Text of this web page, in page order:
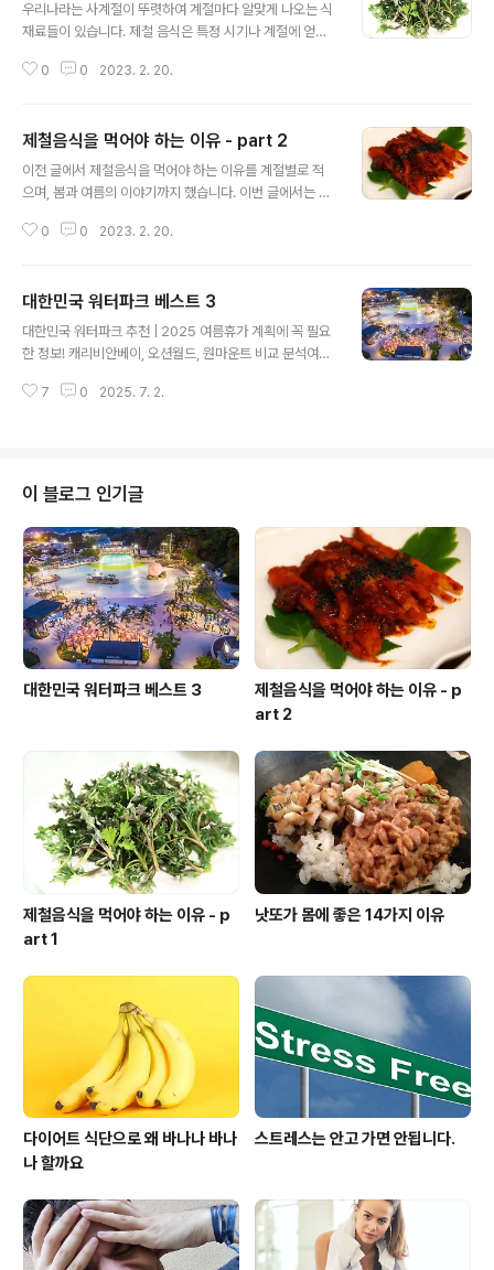
우리나라는 사계절이 뚜렷하여 계절마다 알맞게 나오는 식
재료들이 있습니다. 제철 음식은 특정 시기나 계절에 얻을
는 과일이나 채소류의 경우에는 재배되는 시기, 생선은 산
음식들이 많이 있지만, 자연의 리듬에 맞추어 우리의 음식
리듬도 맞춘다면 계절별로 필요한 영양소를 공급받아 음식
을 먹는 것만으로도 건강을 유지할 수 있을 것입니다. 봄 봄
성해 집니다. 신체활동도 활발해지면서 우리 몸에 에너지
0 0 2023. 2. 20.
제철음식을 먹어야 하는 이유 - part 2
이전 글에서 제철음식을 먹어야 하는 이유를 계절별로 적
으며, 봄과 여름의 이야기까지 했습니다. 이번 글에서는 가
이어가겠습니다. 가을 쌀쌀한 날씨와 건조한 공기로 몸이
이어트에도 중요한 영양소이기도 합니다. 가을은 수확의
계절이자, 겨울 전에 산란활동을 하는 시기라서 너무나도
많은 먹거리들이 있습니다. 그 중 몇 가지만 적어보겠습니
먹을 수 있는 사과이지만, 사과의 제철은 가을입니다! 사과
0 0 2023. 2. 20.
대한민국 워터파크 베스트 3
대한민국 워터파크 추천 | 2025 여름휴가 계획에 꼭 필요
한 정보! 캐리비안베이, 오션월드, 원마운트 비교 분석여름
겠지만, 국내에서 시원한 워터파크를 즐기실 분들을 위한
운트 워터파크 (Onemount Water Park)1. 용인 캐리비
안베이 (Caribbean Bay)📍 위치경기도 용인시 처인구
에버랜드 내 Everland Resort 포함카카오지도에서 위치
보기💸 입장료 & 운영성인 기준비수기: 약 60,000원성수
기: 최대 70,000원대할인 꿀팁..
7 0 2025. 7. 2.
이 블로그 인기글
대한민국 워터파크 베스트 3
제철음식을 먹어야 하는 이유 - p
art 2
제철음식을 먹어야 하는 이유 - p
art 1
낫또가 몸에 좋은 14가지 이유
다이어트 식단으로 왜 바나나 바나
나 할까요
스트레스는 안고 가면 안됩니다.